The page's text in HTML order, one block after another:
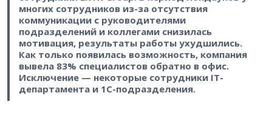
многих сотрудников из-за отсутствия
коммуникации с руководителями
подразделений и коллегами снизилась
мотивация, результаты работы ухудшились.
Как только появилась возможность, компания
вывела 83% специалистов обратно в офис.
Исключение — некоторые сотрудники IT-
департамента и 1C-подразделения.